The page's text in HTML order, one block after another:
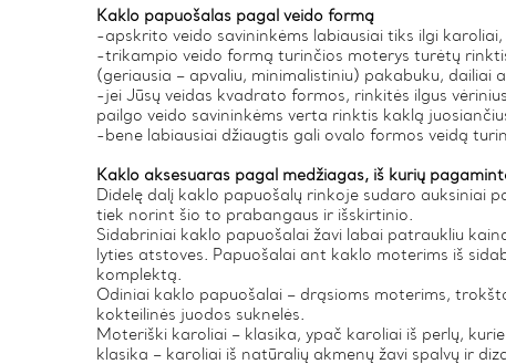
Kaklo papuošalas pagal veido formą
-apskrito veido savininkėms labiausiai tiks ilgi
-trikampio veido formą turinčios moterys turėtų
(geriausia – apvaliu, minimalistiniu) pakabuku, dailiai
-jei Jūsų veidas kvadrato formos, rinkitės ilgus
pailgo veido savininkėms verta rinktis kaklą
-bene labiausiai džiaugtis gali ovalo formos veidą
Kaklo aksesuaras pagal medžiagas, iš kurių
Didelę dalį kaklo papuošalų rinkoje sudaro auksiniai
tiek norint šio to prabangaus ir išskirtinio.
Sidabriniai kaklo papuošalai žavi labai patraukliu
lyties atstoves. Papuošalai ant kaklo moterims iš
komplektą.
Odiniai kaklo papuošalai – drąsioms moterims,
kokteilinės juodos suknelės.
Moteriški karoliai – klasika, ypač karoliai iš perlų,
klasika – karoliai iš natūralių akmenų žavi spalvų ir